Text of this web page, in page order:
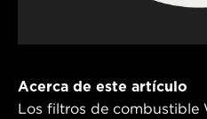
Acerca de este artículo
Los filtros de combustible